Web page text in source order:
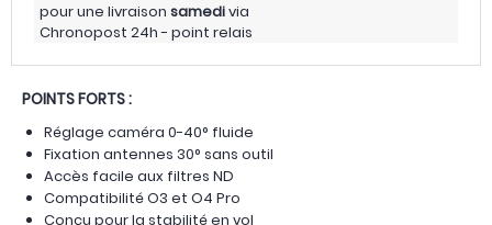
pour une livraison samedivia
Chronopost 24h - point relais
POINTS FORTS :
Réglage caméra 0-40° fluide
Fixation antennes 30° sans outil
Accès facile aux filtres ND
Compatibilité O3 et O4 Pro
Conçu pour la stabilité en vol